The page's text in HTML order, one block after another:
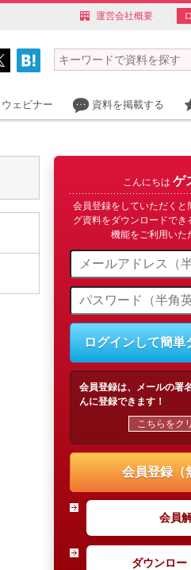
運営会社概要
ウェビナー 資料を掲載する
こんにちは ゲ
会員登録をしていただくと
グ資料をダウンロードでき
機能をご利用いた
ログインして簡単
会員登録は、メールの署
んに登録できます！
こちらをク
会員登録（
会員
ダウンロー